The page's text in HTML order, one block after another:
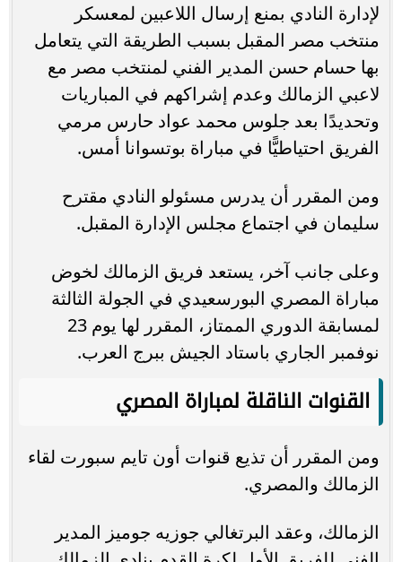
لإدارة النادي بمنع إرسال اللاعبين لمعسكر
منتخب مصر المقبل بسبب الطريقة التي يتعامل
بها حسام حسن المدير الفني لمنتخب مصر مع
لاعبي الزمالك وعدم إشراكهم في المباريات
وتحديدًا بعد جلوس محمد عواد حارس مرمي
الفريق احتياطيًّا في مباراة بوتسوانا أمس.
ومن المقرر أن يدرس مسئولو النادي مقترح
سليمان في اجتماع مجلس الإدارة المقبل.
وعلى جانب آخر، يستعد فريق الزمالك لخوض
مباراة المصري البورسعيدي في الجولة الثالثة
لمسابقة الدوري الممتاز، المقرر لها يوم 23
نوفمبر الجاري باستاد الجيش ببرج العرب.
القنوات الناقلة لمباراة المصري
ومن المقرر أن تذيع قنوات أون تايم سبورت لقاء
الزمالك والمصري.
الزمالك، وعقد البرتغالي جوزيه جوميز المدير